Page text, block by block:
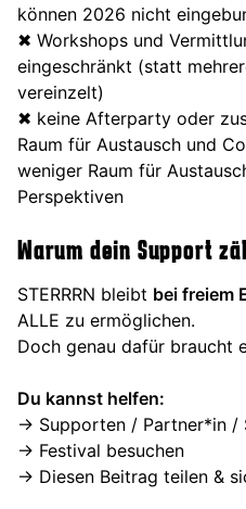
können 2026 nicht
✖ Workshops und
eingeschränkt (statt
vereinzelt)
✖ keine Afterparty oder
Raum für Austausch und
weniger Raum für
Perspektiven
Warum dein Support
STERRRN bleibt bei freiem
ALLE zu ermöglichen.
Doch genau dafür braucht
Du kannst helfen:
→ Supporten / Partner*in /
→ Festival besuchen
→ Diesen Beitrag teilen &